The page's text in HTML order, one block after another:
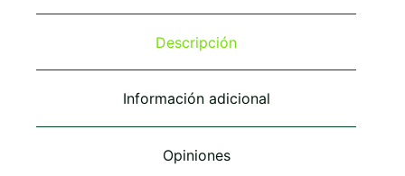
opciones
pueden
elegir
la
página
producto
Descripción
Información adicional
Opiniones